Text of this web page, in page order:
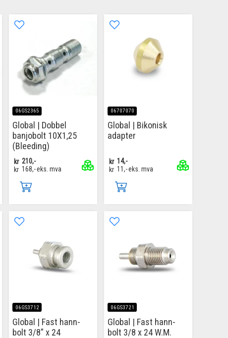
06GS2365
Global | Dobbel
banjobolt 10X1,25
(Bleeding)
kr 210,-
kr 168,-eks. mva
06707070
Global | Bikonisk
adapter
kr 14,-
kr 11,-eks. mva
06GS3712
Global | Fast hann-
bolt 3/8" x 24
06GS3721
Global | Fast hann-
bolt 3/8 x 24 W.M.